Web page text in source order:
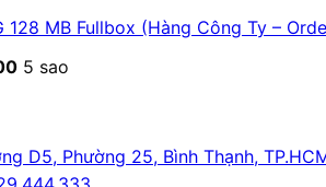
128 MB Fullbox (Hàng Công Ty –
5 sao
₫.
D5, Phường 25, Bình Thạnh,